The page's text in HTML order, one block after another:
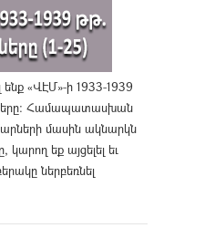
«ՎԷՄ»-ի 1933-1939
Համապատասխան
մասին ակնարկն
կարող եք այցելել եւ
ներբեռնել